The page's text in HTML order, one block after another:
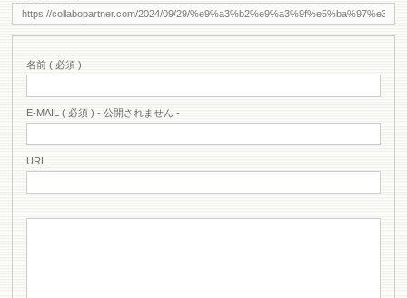
名前 ( 必須 )
E-MAIL ( 必須 ) - 公開されません -
URL